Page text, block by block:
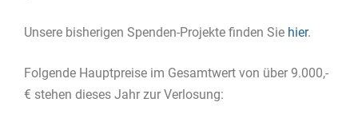
Unsere bisherigen Spenden-Projekte finden Sie hier.
Folgende Hauptpreise im Gesamtwert von über 9.000,-
€ stehen dieses Jahr zur Verlosung: